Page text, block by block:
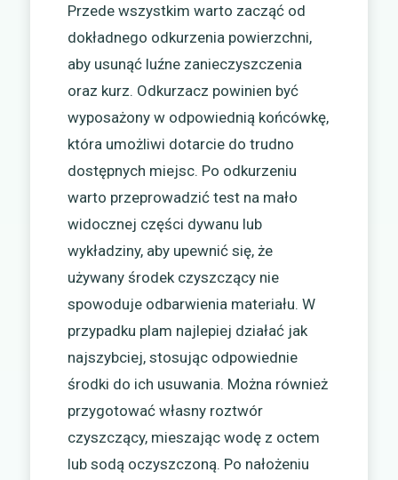
Przede wszystkim warto zacząć od
dokładnego odkurzenia powierzchni,
aby usunąć luźne zanieczyszczenia
oraz kurz. Odkurzacz powinien być
wyposażony w odpowiednią końcówkę,
która umożliwi dotarcie do trudno
dostępnych miejsc. Po odkurzeniu
warto przeprowadzić test na mało
widocznej części dywanu lub
wykładziny, aby upewnić się, że
używany środek czyszczący nie
spowoduje odbarwienia materiału. W
przypadku plam najlepiej działać jak
najszybciej, stosując odpowiednie
środki do ich usuwania. Można również
przygotować własny roztwór
czyszczący, mieszając wodę z octem
lub sodą oczyszczoną. Po nałożeniu